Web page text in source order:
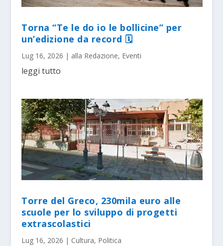
Torna “Te le do io le bollicine” per
un’edizione da record 🗓
Lug 16, 2026 | alla Redazione, Eventi
leggi tutto
Torre del Greco, 230mila euro alle
scuole per lo sviluppo di progetti
extrascolastici
Lug 16, 2026 | Cultura, Politica